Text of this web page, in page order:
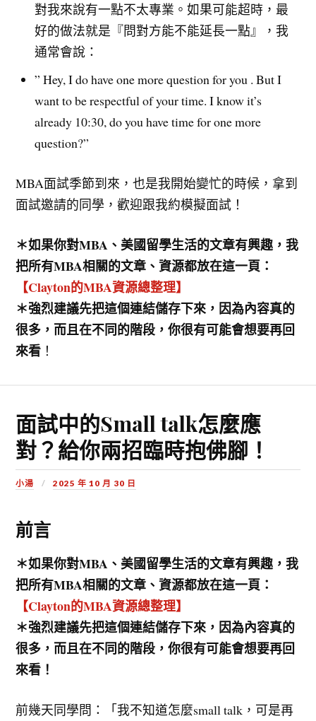
對我來說有一點不太專業。如果可能超時，最
好的做法就是『問對方能不能延長一點』，我
通常會說：
” Hey, I do have one more question for you . But I
want to be respectful of your time. I know it’s
already 10:30, do you have time for one more
question?”
MBA面試季節到來，也是我開始變忙的時候，拿到
面試邀請的同學，歡迎跟我約模擬面試！
＊如果你對MBA、美國留學生活的文章有興趣，我
把所有MBA相關的文章、資源都放在這一頁：
【Clayton的MBA資源總整理】
＊強烈建議先把這個連結儲存下來，因為內容真的
很多，而且在不同的階段，你很有可能會想要再回
來看 ！
面試中的Small talk怎麼應
對？給你兩招臨時抱佛腳！
小湯 2025 年 10 月 30 日
前言
＊如果你對MBA、美國留學生活的文章有興趣，我
把所有MBA相關的文章、資源都放在這一頁：
【Clayton的MBA資源總整理】
＊強烈建議先把這個連結儲存下來，因為內容真的
很多，而且在不同的階段，你很有可能會想要再回
來看！
前幾天同學問：「我不知道怎麼small talk，可是再